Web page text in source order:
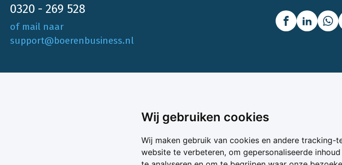
Wij gebruiken cookies
Wij maken gebruik van cookies en andere
website te verbeteren, om gepersonaliseerde
0320 - 269 528
of mail naar
support@boerenbusiness.nl
Boerenbusiness is je partner op het gebied
van onafhankelijke en betrouwbare
Ons aanbod
Melk & Voer
Melkprijsvergelijker